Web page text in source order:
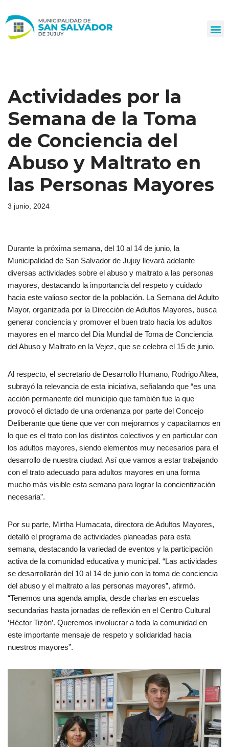
al
Actividades por la
Semana de la Toma
de Conciencia del
Abuso y Maltrato en
las Personas Mayores
3 junio, 2024
Durante la próxima semana, del 10 al 14 de junio, la
Municipalidad de San Salvador de Jujuy llevará adelante
diversas actividades sobre el abuso y maltrato a las personas
mayores, destacando la importancia del respeto y cuidado
hacia este valioso sector de la población. La Semana del Adulto
Mayor, organizada por la Dirección de Adultos Mayores, busca
generar conciencia y promover el buen trato hacia los adultos
mayores en el marco del Día Mundial de Toma de Conciencia
del Abuso y Maltrato en la Vejez, que se celebra el 15 de junio.
Al respecto, el secretario de Desarrollo Humano, Rodrigo Altea,
subrayó la relevancia de esta iniciativa, señalando que “es una
acción permanente del municipio que también fue la que
provocó el dictado de una ordenanza por parte del Concejo
Deliberante que tiene que ver con mejorarnos y capacitarnos en
lo que es el trato con los distintos colectivos y en particular con
los adultos mayores, siendo elementos muy necesarios para el
desarrollo de nuestra ciudad. Así que vamos a estar trabajando
con el trato adecuado para adultos mayores en una forma
mucho más visible esta semana para lograr la concientización
necesaria”.
Por su parte, Mirtha Humacata, directora de Adultos Mayores,
detalló el programa de actividades planeadas para esta
semana, destacando la variedad de eventos y la participación
activa de la comunidad educativa y municipal. “Las actividades
se desarrollarán del 10 al 14 de junio con la toma de conciencia
del abuso y el maltrato a las personas mayores”, afirmó.
“Tenemos una agenda amplia, desde charlas en escuelas
secundarias hasta jornadas de reflexión en el Centro Cultural
‘Héctor Tizón’. Queremos involucrar a toda la comunidad en
este importante mensaje de respeto y solidaridad hacia
nuestros mayores”.